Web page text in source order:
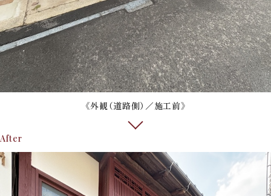
《外観（道路側）／施工前》
After